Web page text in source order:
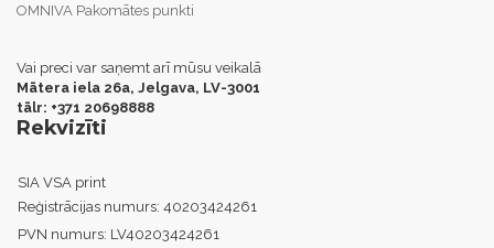
OMNIVA Pakomātes punkti
Vai preci var saņemt arī mūsu veikalā
Mātera iela 26a, Jelgava, LV-3001
tālr: +371 20698888
Rekvizīti
SIA VSA print
Reģistrācijas numurs: 40203424261
PVN numurs: LV40203424261